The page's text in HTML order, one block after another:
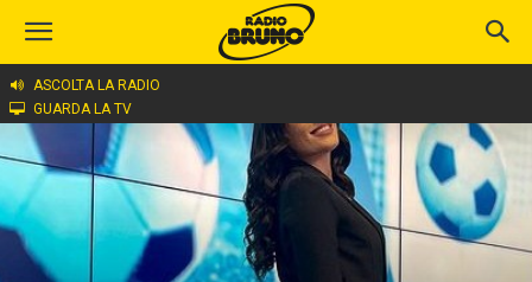
ASCOLTA LA RADIO
GUARDA LA TV
Home Magazine